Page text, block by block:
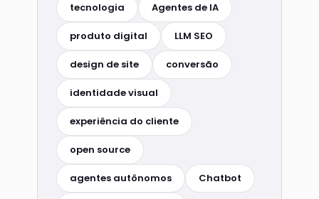
tecnologia Agentes de IA
produto digital LLM SEO
design de site conversão
identidade visual
experiência do cliente
open source
agentes autônomos Chatbot